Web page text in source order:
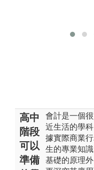
高中
階段
可以
準備
會計是一個
近生活的學
據實際商業
生的專業知
基礎的原理